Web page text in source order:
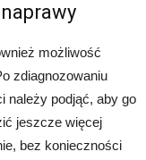
możliwość
zdiagnozowaniu
należy podjąć, aby go
jeszcze więcej
bez konieczności